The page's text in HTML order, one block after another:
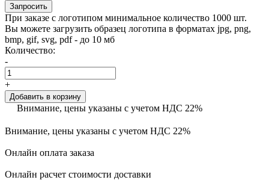
Запросить
При заказе с логотипом минимальное количество 1000 шт.
Вы можете загрузить образец логотипа в форматах jpg, png,
bmp, gif, svg, pdf - до 10 мб
Количество:
-
+
Добавить в корзину
Внимание, цены указаны с учетом НДС 22%
Внимание, цены указаны с учетом НДС 22%
Онлайн оплата заказа
Онлайн расчет стоимости доставки